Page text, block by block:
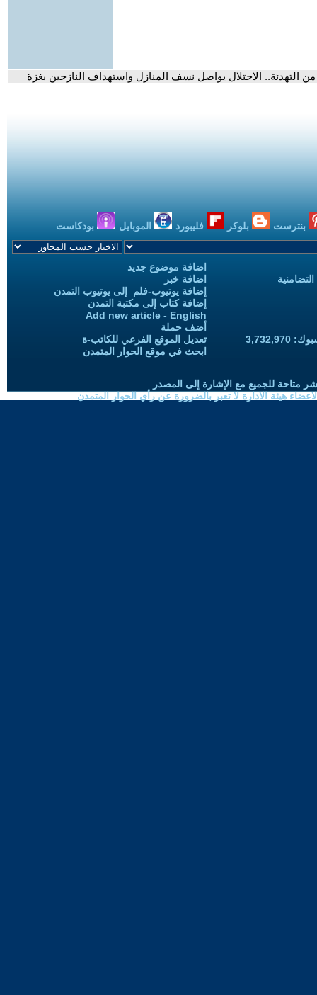
بنترست بلوكر فليبورد الموبايل بودكاست
اضافة موضوع جديد
اضافة خبر
إضافة يوتيوب-فلم إلى يوتيوب التمدن
إضافة كتاب إلى مكتبة التمدن
Add new article - English
أضف حملة
تعديل الموقع الفرعي للكاتب-ة
ابحث في موقع الحوار المتمدن
متاحة للجميع مع الإشارة إلى المصدر
هيئة الادارة لا تعبر بالضرورة عن رأي الحوار المتمدن